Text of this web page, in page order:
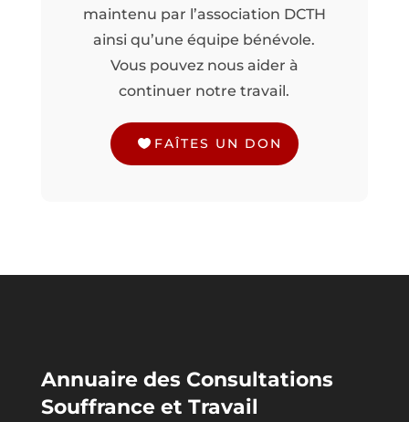
maintenu par l’association DCTH
ainsi qu’une équipe bénévole.
Vous pouvez nous aider à
continuer notre travail.
FAÎTES UN DON
Annuaire des Consultations
Souffrance et Travail